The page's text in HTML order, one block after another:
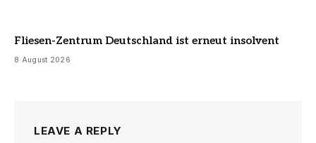
Fliesen-Zentrum Deutschland ist erneut insolvent
8 August 2026
LEAVE A REPLY